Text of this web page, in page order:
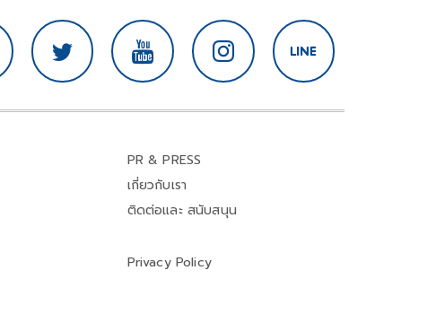
PR & PRESS
เกี่ยวกับเรา
ติดต่อและ สนับสนุน
Privacy Policy